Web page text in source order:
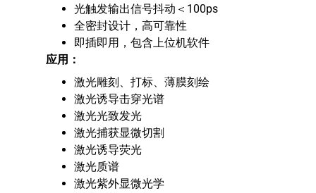
光触发输出信号抖动＜100ps
全密封设计，高可靠性
即插即用，包含上位机软件
应用：
激光雕刻、打标、薄膜刻绘
激光诱导击穿光谱
激光光致发光
激光捕获显微切割
激光诱导荧光
激光质谱
激光紫外显微光学